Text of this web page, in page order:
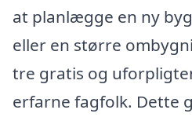
at planlægge en ny
eller en større
tre gratis og
erfarne fagfolk. Dette